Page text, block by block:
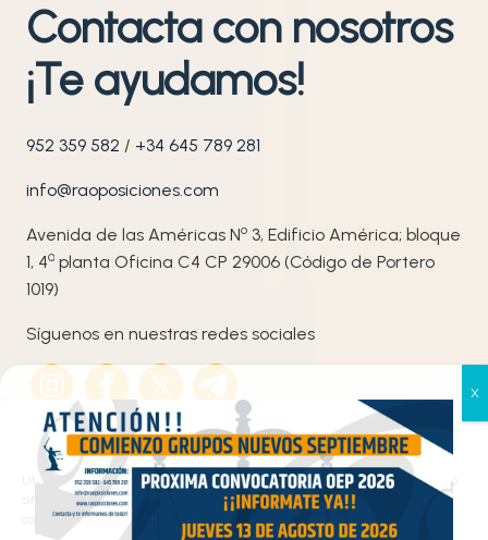
Gestionar el consentimiento
de las cookies
Utilizamos cookies propias y de terceros para analizar el tráfico en nuestro
sitio web y personalizar el contenido. Puede aceptar todas las cookies,
configurarlas según sus preferencias o rechazarlas.
Contacta con nosotros
¡Te ayudamos!
952 359 582 / +34 645 789 281
info@raoposiciones.com
Avenida de las Américas No 3, Edificio América; bloque
1, 4ª planta Oficina C4 CP 29006 (Código de Portero
1019)
Síguenos en nuestras redes sociales